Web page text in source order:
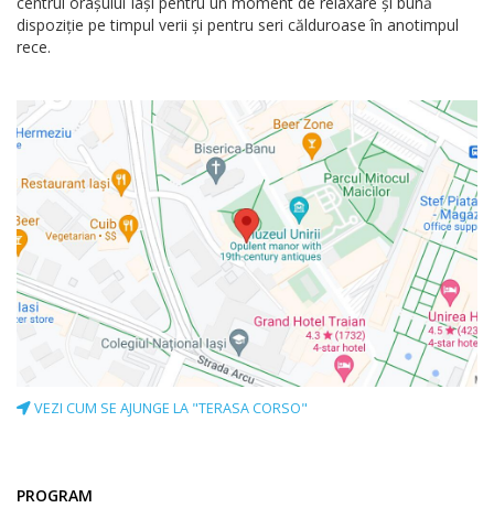
dispoziţie pe timpul verii şi pentru seri călduroase în anotimpul
rece.
VEZI CUM SE AJUNGE LA "TERASA CORSO"
PROGRAM